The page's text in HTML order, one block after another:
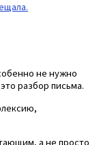
не нужно
разбор письма.
а не просто